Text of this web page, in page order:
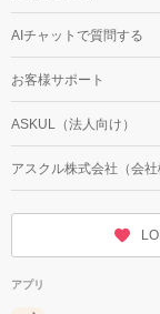
AIチャットで質問する
お客様サポート
ASKUL（法人向け）
アスクル株式会社（会社
アプリ